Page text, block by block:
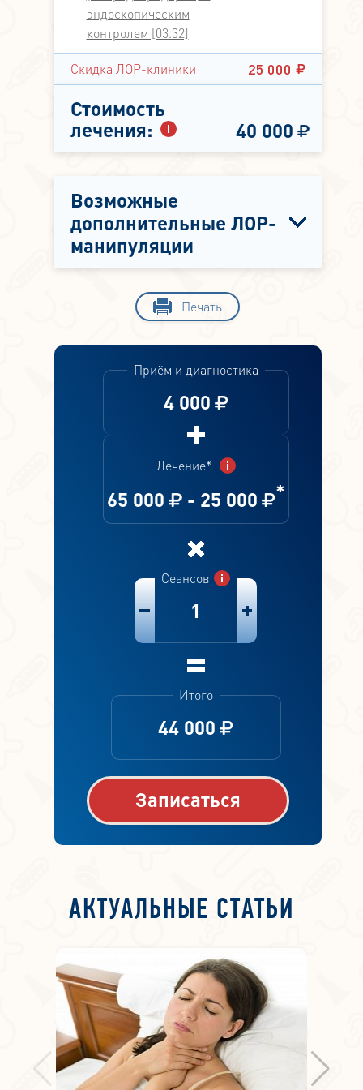
эндоскопическим
контролем [03.32]
Скидка ЛОР-клиники 25 000
Стоимость
лечения:
40 000
Возможные
дополнительные ЛОР-
манипуляции
Печать
4 000
Приём и диагностика
65 000 - 25 000 *
Лечение*
1
Сеансов
44 000
Итого
Записаться
АКТУАЛЬНЫЕ СТАТЬИ